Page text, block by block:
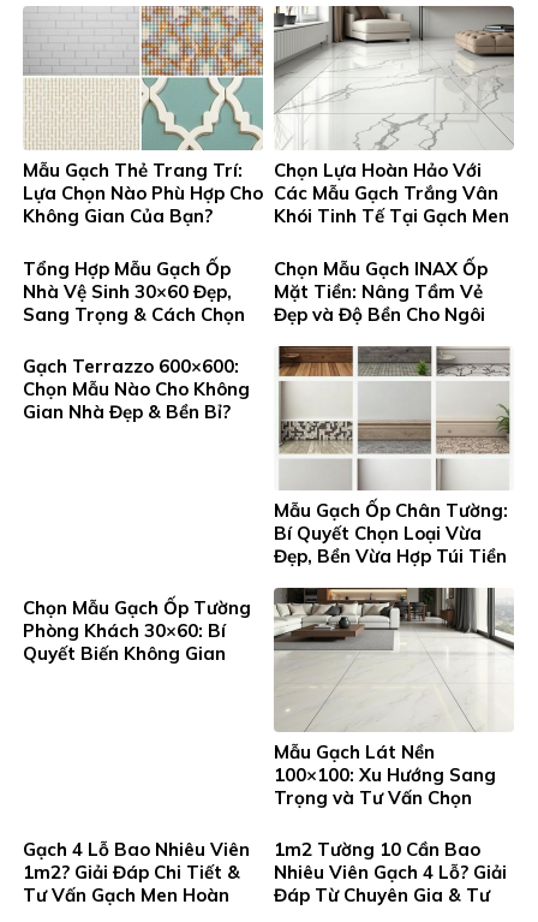
Mẫu Gạch Thẻ Trang Trí:
Lựa Chọn Nào Phù Hợp Cho
Không Gian Của Bạn?
Chọn Lựa Hoàn Hảo Với
Các Mẫu Gạch Trắng Vân
Khói Tinh Tế Tại Gạch Men
Tổng Hợp Mẫu Gạch Ốp
Nhà Vệ Sinh 30×60 Đẹp,
Sang Trọng & Cách Chọn
Chọn Mẫu Gạch INAX Ốp
Mặt Tiền: Nâng Tầm Vẻ
Đẹp và Độ Bền Cho Ngôi
Gạch Terrazzo 600×600:
Chọn Mẫu Nào Cho Không
Gian Nhà Đẹp & Bền Bỉ?
Mẫu Gạch Ốp Chân Tường:
Bí Quyết Chọn Loại Vừa
Đẹp, Bền Vừa Hợp Túi Tiền
Chọn Mẫu Gạch Ốp Tường
Phòng Khách 30×60: Bí
Quyết Biến Không Gian
Mẫu Gạch Lát Nền
100×100: Xu Hướng Sang
Trọng và Tư Vấn Chọn
Cấp
Gạch 4 Lỗ Bao Nhiêu Viên
1m2? Giải Đáp Chi Tiết &
Tư Vấn Gạch Men Hoàn
1m2 Tường 10 Cần Bao
Nhiêu Viên Gạch 4 Lỗ? Giải
Đáp Từ Chuyên Gia & Tư